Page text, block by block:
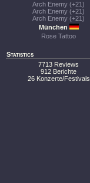
Arch Enemy (+21)
Arch Enemy (+21)
Arch Enemy (+21)
München
Rose Tattoo
Statistics
7713 Reviews
912 Berichte
26 Konzerte/Festivals